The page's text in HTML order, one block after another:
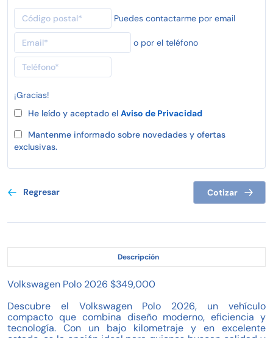
Puedes contactarme por email
o por el teléfono
¡Gracias!
He leído y aceptado el Aviso de Privacidad
Mantenme informado sobre novedades y ofertas
exclusivas.
Regresar Cotizar
Descripción
Volkswagen Polo 2026 $349,000
Descubre el Volkswagen Polo 2026, un vehículo
compacto que combina diseño moderno, eficiencia y
tecnología. Con un bajo kilometraje y en excelente